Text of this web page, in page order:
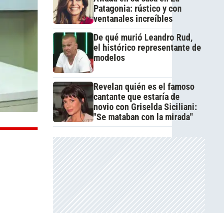
Patagonia: rústico y con
ventanales increíbles
De qué murió Leandro Rud,
el histórico representante de
modelos
Revelan quién es el famoso
cantante que estaría de
novio con Griselda Siciliani:
"Se mataban con la mirada"